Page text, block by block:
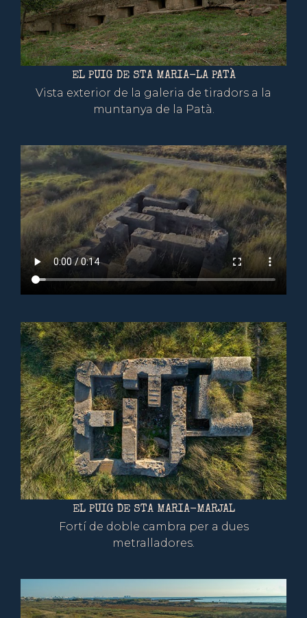
EL PUIG DE STA MARIA-LA PATÀ
Vista exterior de la galeria de tiradors a la
muntanya de la Patà.
EL PUIG DE STA MARIA-MARJAL
Fortí de doble cambra per a dues
metralladores.